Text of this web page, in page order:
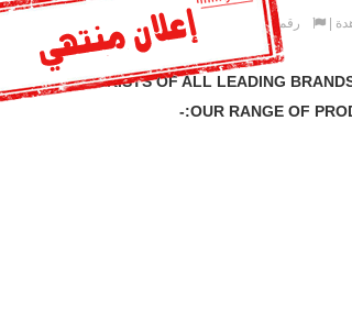
رقم الإعلان : 1267
THE STOCKISTS OF ALL LEADING
OUR RANGE OF